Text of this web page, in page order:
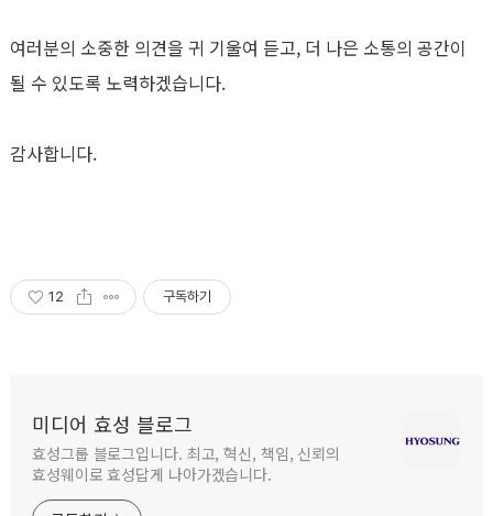
여러분의 소중한 의견을 귀 기울여 듣고, 더 나은 소통의 공간이
될 수 있도록 노력하겠습니다.
감사합니다.
12 구독하기
미디어 효성 블로그
효성그룹 블로그입니다. 최고, 혁신, 책임, 신뢰의
효성웨이로 효성답게 나아가겠습니다.